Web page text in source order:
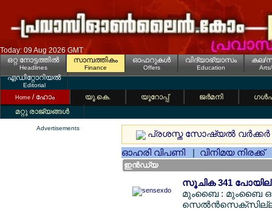
Today: 09 Aug 2026 GMT
ഒറ്റ നോട്ടത്തില്‍
Headlines
സാമ്പത്തികം
Finance
ഓഫറുകള്‍
Offers
വിദ്യാഭ്യാസം
Education
കല/
എഡിറ്റോറിയല്‍
Editorial
Home / ഹോം യൂ.കെ. യൂറോപ്പ് ജര്‍മനി
മറ്റു രാജ്യങ്ങള്‍
Advertisements
പ്രശസ്ത സോഷ്യല്‍ വര്‍ക്കര്‍
ഓഹരി വിപണി | വിനിമയ നിരക്ക്
ഇന്‍ഡ്യ
സൂചിക 341
മുംബൈ : മുംബൈ